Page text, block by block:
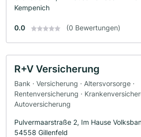
Kempenich
0.0 (0 Bewertungen)
R+V Versicherung
Bank · Versicherung · Altersvorsorge ·
Rentenversicherung ·
Autoversicherung
Pulvermaarstraße 2, Im Hause
54558 Gillenfeld